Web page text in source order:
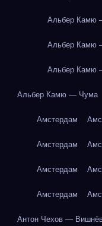
Альбер Камю
Альбер Камю
Альбер Камю
Альбер Камю — Чума
Амстердам
Амстердам
Амстердам
Амстердам
Антон Чехов —